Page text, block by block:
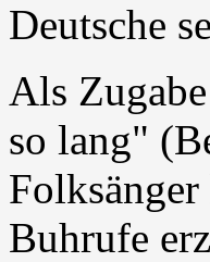
Deutsche
Als
so lang"
Buhrufe